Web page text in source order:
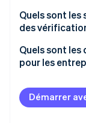
Liste des
Procuration
Lettre
Source de
Quels sont les
des
Services
Secteur de
Services
Quels sont les
pour les
Effort élevé
Politique de
Démarrer